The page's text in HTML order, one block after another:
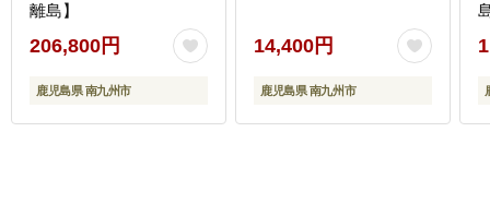
離島】
206,800円
鹿児島県 南九州市
14,400円
鹿児島県 南九州市